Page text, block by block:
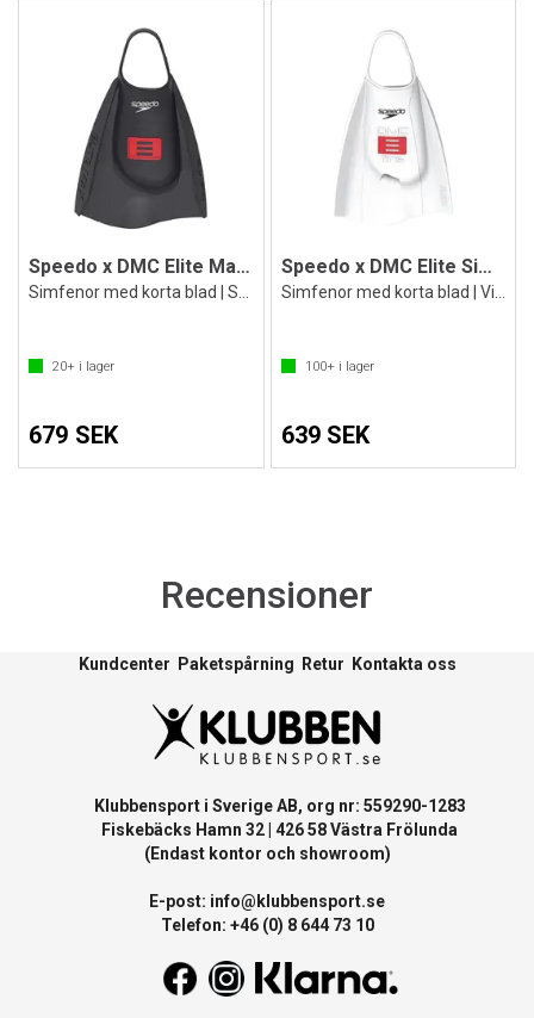
Speedo x DMC Elite Max Simfötter
20+ i lager
679 SEK
Speedo x DMC Elite Simfötter
100+i lager
639 SEK
Recensioner
Kundcenter Paketspårning Retur Kontakta oss
Klubbensport i Sverige AB, org nr: 559290-1283
Fiskebäcks Hamn 32 | 426 58 Västra Frölunda
(Endast kontor och showroom)
E-post: info@klubbensport.se
Telefon: +46 (0) 8 644 73 10